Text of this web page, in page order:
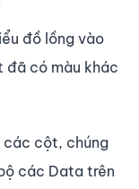
đồ lồng vào
đã có màu khác
các cột, chúng
các Data trên